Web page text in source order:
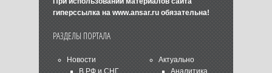
гиперссылка на www.ansar.ruобязательна!
РАЗДЕЛЫ ПОРТАЛА
Новости
В РФ и СНГ
Актуально
Аналитика